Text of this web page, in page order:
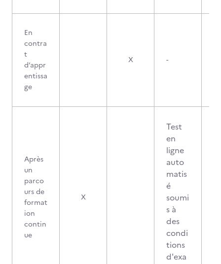
En
contra
t
d’appr
entissa
ge
X -
Après
un
parco
urs de
format
ion
contin
ue
X
Test
en
ligne
auto
matis
é
soumi
s à
des
condi
tions
d'exa